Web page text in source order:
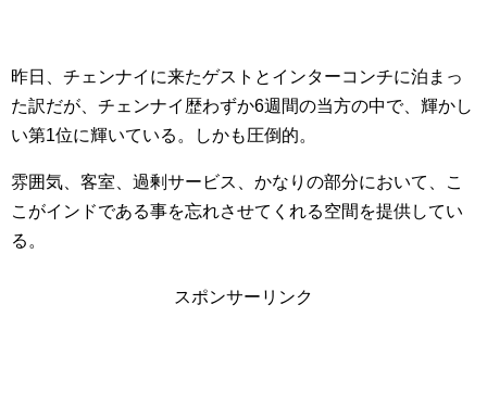
昨日、チェンナイに来たゲストとインターコンチに泊まっ
た訳だが、チェンナイ歴わずか6週間の当方の中で、輝かし
い第1位に輝いている。しかも圧倒的。
雰囲気、客室、過剰サービス、かなりの部分において、こ
こがインドである事を忘れさせてくれる空間を提供してい
る。
スポンサーリンク